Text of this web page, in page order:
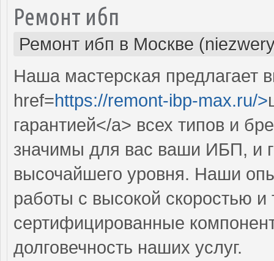
Ремонт ибп
Ремонт ибп в Москве
Наша мастерская предлагает
href=https://remont-ibp-max.ru/>
гарантией</a> всех типов и
значимы для вас ваши ИБП, и
высочайшего уровня. Наши
работы с высокой скоростью и
сертифицированные
долговечность наших услуг.